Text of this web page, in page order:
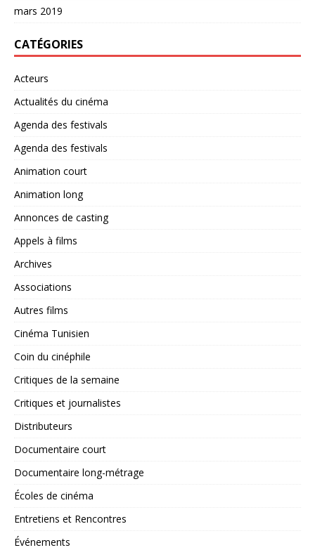
mars 2019
CATÉGORIES
Acteurs
Actualités du cinéma
Agenda des festivals
Agenda des festivals
Animation court
Animation long
Annonces de casting
Appels à films
Archives
Associations
Autres films
Cinéma Tunisien
Coin du cinéphile
Critiques de la semaine
Critiques et journalistes
Distributeurs
Documentaire court
Documentaire long-métrage
Écoles de cinéma
Entretiens et Rencontres
Événements